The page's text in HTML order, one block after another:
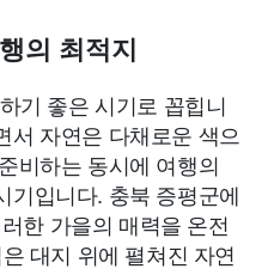
의 최적지
기 좋은 시기로 꼽힙니
서 자연은 다채로운 색으
비하는 동시에 여행의
기입니다. 충북 증평군에
한 가을의 매력을 온전
대지 위에 펼쳐진 자연